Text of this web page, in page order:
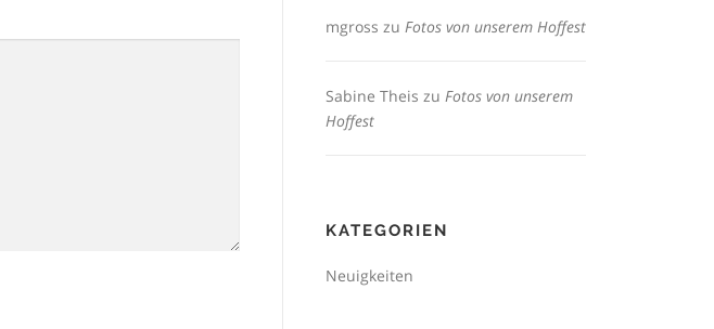
mgross zu Fotos von unserem Hoffest
Sabine Theis zu Fotos von unserem
Hoffest
KATEGORIEN
Neuigkeiten